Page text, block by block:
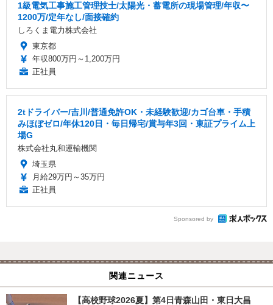
1級電気工事施工管理技士/太陽光・蓄電所の現場管理/年収〜
1200万/定年なし/面接確約
しろくま電力株式会社
東京都
年収800万円～1,200万円
正社員
2tドライバー/吉川/普通免許OK・未経験歓迎/カゴ台車・手積
みほぼゼロ/年休120日・毎日帰宅/賞与年3回・東証プライム上
場G
株式会社丸和運輸機関
埼玉県
月給29万円～35万円
正社員
Sponsored by
関連ニュース
【高校野球2026夏】第4日青森山田・東日大昌